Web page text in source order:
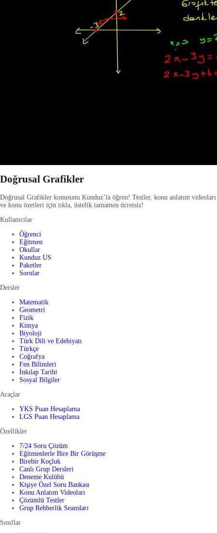
Doğrusal Grafikler
Doğrusal Grafikler konusunu Kunduz’la öğren! Testler, konu anlatım videoları
ve konu özetleri için tıkla, üstelik tamamen ücretsiz!
Kullanıcılar
Öğrenci
Eğitmen
Okullar
Kunduz US
Paketler
Sorular
Dersler
Matematik
Geometri
Fizik
Kimya
Biyoloji
Türk Dili ve Edebiyatı
Türkçe
Coğrafya
Fen Bilimleri
İnkılap Tarihi
Sosyal Bilgiler
Araçlar
YKS Puan Hesaplama
LGS Puan Hesaplama
Özellikler
7/24 Soru Çözüm
Eğitmenlerle Bire Bir Görüşme
Birebir Koçluk
Canlı Grup Dersleri
Deneme Kulübü
Kişiye Özel Soru Bankası
Konu Anlatım Videoları
Çözümlü Testler
Grup Rehberlik Seansları
Sınıflar